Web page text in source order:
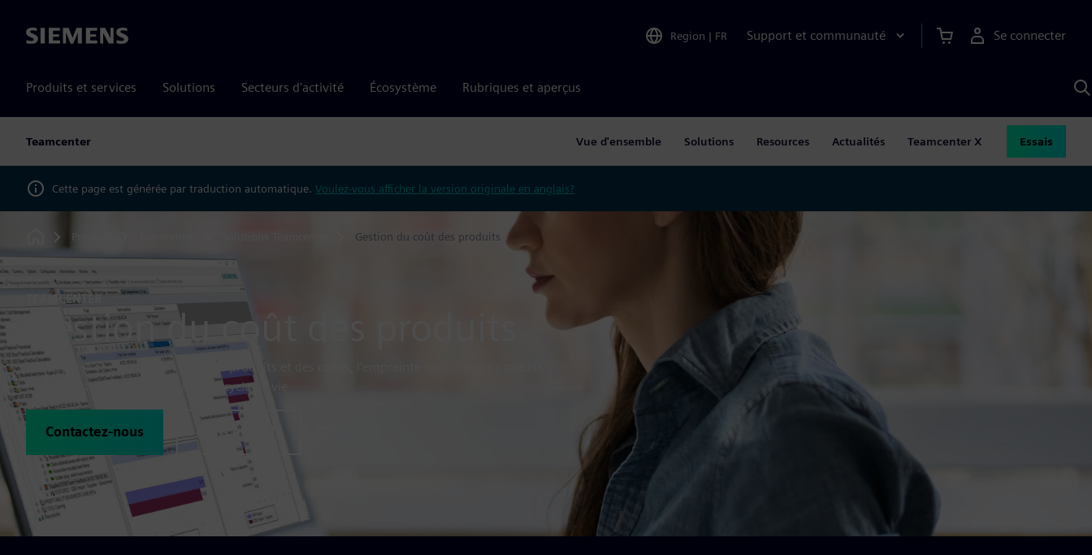
Siemens Region | FR Support et communauté Se connecter
Produits et services Solutions Secteurs d'activité Écosystème Rubriques et aperçus
Teamcenter Vue d'ensemble Solutions Resources Actualités Teamcenter X Essais
Cette page est générée par traduction automatique. Voulez-vous afficher la version originale en anglais?
Produits Gestion du coût des produits
TEAMCENTER
Gestion du coût des produits
Déterminer et évaluer les coûts des produits et des outils, l'empreinte carbone des produits
et leur rentabilité au début de leur cycle de vie
Contactez-nous Plans et tarifs